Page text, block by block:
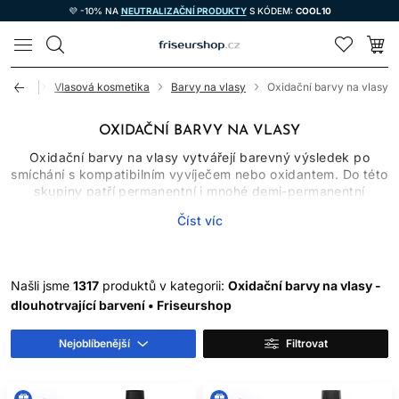
💜 -10% NA NEUTRALIZAČNÍ PRODUKTYS KÓDEM: COOL10
LOMAX
Úvod Vlasová kosmetika Barvy na vlasy Oxidační barvy na vlasy
OXIDAČNÍ BARVY NA VLASY
Oxidační barvy na vlasy vytvářejí barevný výsledek po
smíchání s kompatibilním vyvíječem nebo oxidantem. Do této
skupiny patří permanentní i mnohé demi-permanentní
dobou působení, schopností zesvětlovat přirozený pigment
výrobce.
JAK OXIDAČNÍ BARVY
FUNGUJÍ
Po spojení barvicího krému nebo gelu s určeným oxidantem
Číst víc
Našli jsme 1317 produktů v kategorii: Oxidační barvy na vlasy -
dlouhotrvající barvení • Friseurshop
Nejoblíbenější Filtrovat